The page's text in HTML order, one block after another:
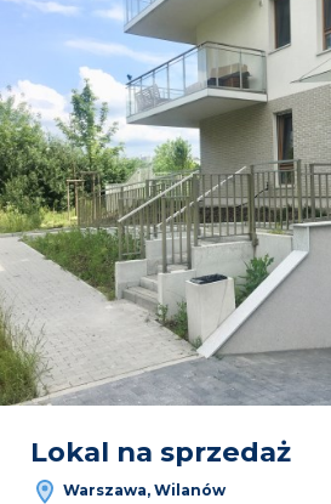
Lokal na sprzedaż
Warszawa, Wilanów